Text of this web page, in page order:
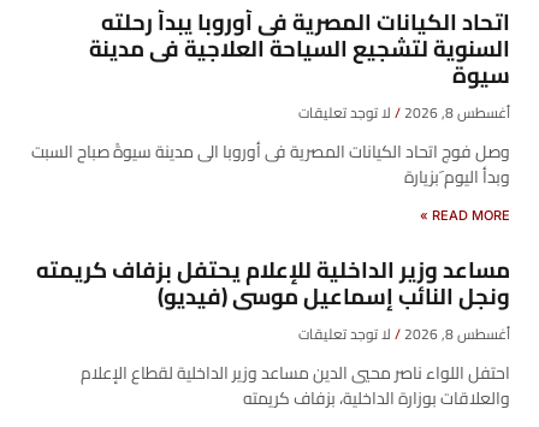
اتحاد الكيانات المصرية فى أوروبا يبدأ رحلته
السنوية لتشجيع السياحة العلاجية فى مدينة
سيوة
أغسطس 8, 2026 لا توجد تعليقات
وصل فوج اتحاد الكيانات المصرية فى أوروبا الى مدينة سيوةً صباح السبت
وبدأ اليوم َبزيارة
READ MORE »
مساعد وزير الداخلية للإعلام يحتفل بزفاف كريمته
ونجل النائب إسماعيل موسى (فيديو)
أغسطس 8, 2026 لا توجد تعليقات
احتفل اللواء ناصر محيي الدين مساعد وزير الداخلية لقطاع الإعلام
والعلاقات بوزارة الداخلية، بزفاف كريمته